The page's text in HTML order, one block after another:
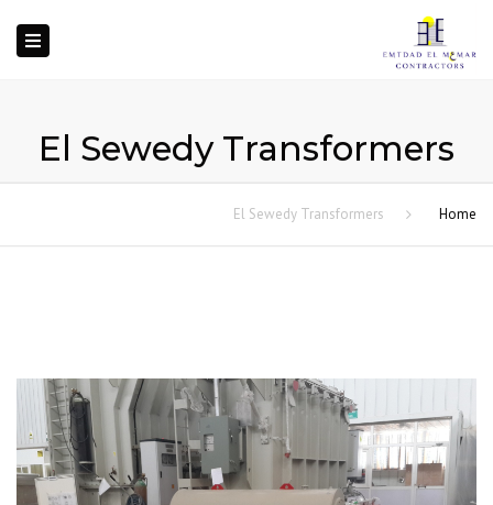
El Sewedy Transformers
Home
El Sewedy Transformers